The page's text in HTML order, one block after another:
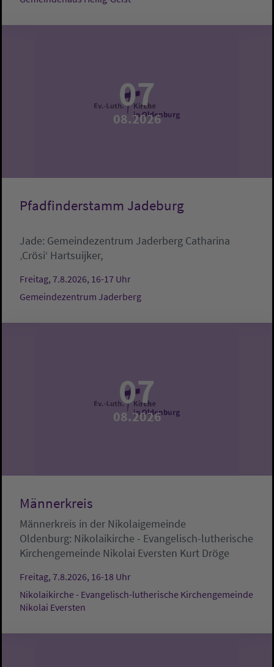
07
08.2026
Pfadfinderstamm Jadeburg
Jade: Gemeindezentrum Jaderberg Catharina
‚Crösi‘ Hartsuijker,
Freitag, 7.8.2026, 16-17 Uhr
Gemeindezentrum Jaderberg
07
08.2026
Männerkreis
Männerkreis in der Nikolaigemeinde
Oldenburg: Nikolaikirche - Evangelisch-lutherische
Kirchengemeinde Nikolai Eversten Kurt Dröge
Freitag, 7.8.2026, 16-18 Uhr
Nikolaikirche - Evangelisch-lutherische Kirchengemeinde
Nikolai Eversten